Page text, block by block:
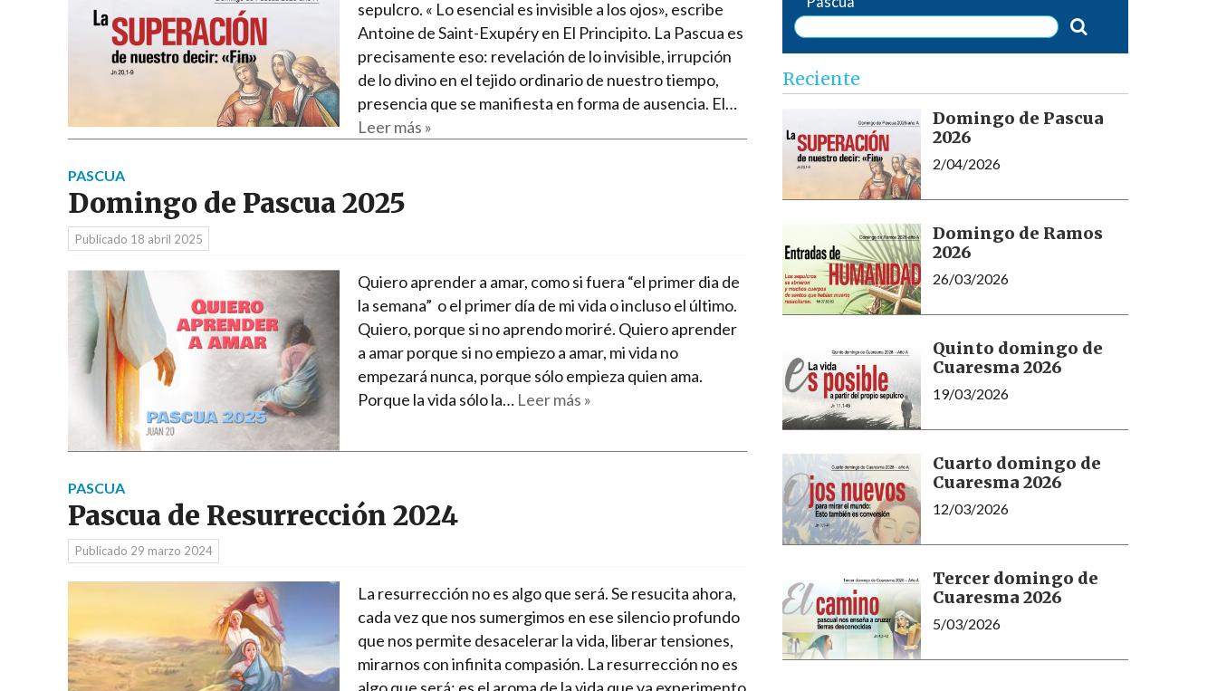
Narzole
San Lorenzo di Fossano
sepulcro. « Lo esencial es invisible a los ojos», escribe
Antoine de Saint-Exupéry en El Principito. La Pascua es
precisamente eso: revelación de lo invisible, irrupción
de lo divino en el tejido ordinario de nuestro tiempo,
presencia que se manifiesta en forma de ausencia. El…
Leer más »
PASCUA
Domingo de Pascua 2025
Publicado 18 abril 2025
Quiero aprender a amar, como si fuera “el primer dia de
la semana” o el primer día de mi vida o incluso el último.
Quiero, porque si no aprendo moriré. Quiero aprender
a amar porque si no empiezo a amar, mi vida no
empezará nunca, porque sólo empieza quien ama.
Porque la vida sólo la… Leer más »
PASCUA
Pascua de Resurrección 2024
Publicado 29 marzo 2024
La resurrección no es algo que será. Se resucita ahora,
cada vez que nos sumergimos en ese silencio profundo
que nos permite desacelerar la vida, liberar tensiones,
mirarnos con infinita compasión. La resurrección no es
Reciente
Domingo de Pascua
2026
2/04/2026
Domingo de Ramos
2026
26/03/2026
Quinto domingo de
Cuaresma 2026
19/03/2026
Cuarto domingo de
Cuaresma 2026
12/03/2026
Tercer domingo de
Cuaresma 2026
5/03/2026